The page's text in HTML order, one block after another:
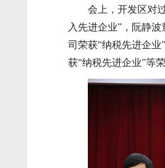
会上，开发区对
入先进企业”，阮静
司荣获“纳税先进企业
获“纳税先进企业”等